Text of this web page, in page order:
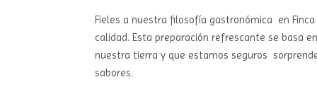
Fieles a nuestra filosofía gastronómica en
calidad. Esta preparación refrescante se basa
nuestra tierra y que estamos seguros
sabores.